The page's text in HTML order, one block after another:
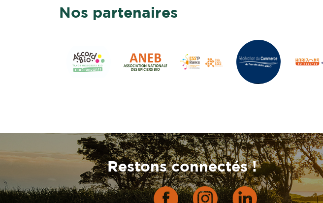
Nos partenaires
Restons connectés !